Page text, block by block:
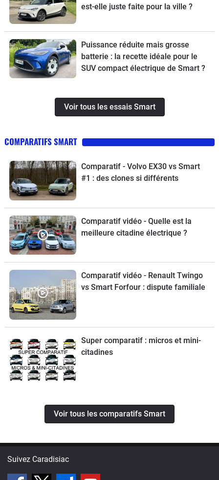
est-elle juste faite pour la ville ?
Puissance réduite mais grosse
batterie : la recette idéale pour le
SUV compact électrique de Smart ?
Voir tous les essais Smart
COMPARATIFS SMART
Comparatif - Volvo EX30 vs Smart
#1 : des clones si différents
Comparatif vidéo - Quelle est la
meilleure citadine électrique ?
Comparatif vidéo - Renault Twingo
vs Smart Forfour : dispute familiale
Super comparatif : micros et mini-
citadines
Voir tous les comparatifs Smart
Suivez Caradisiac